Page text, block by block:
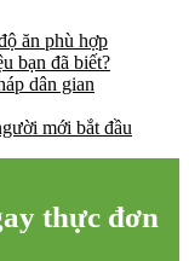
ăn phù hợp
bạn đã biết?
dân gian
mới bắt đầu
thực đơn